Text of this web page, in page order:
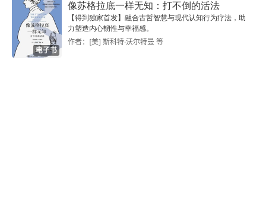
电子书
像苏格拉底一样无知：打不倒的活法
【得到独家首发】融合古哲智慧与现代认知行为疗法，助
力塑造内心韧性与幸福感。
作者：[美] 斯科特·沃尔特曼 等